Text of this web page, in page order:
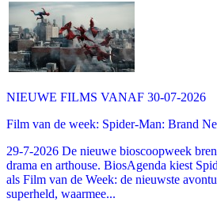
NIEUWE FILMS VANAF 30-07-2026
Film van de week: Spider-Man: Brand
29-7-2026 De nieuwe bioscoopweek
drama en arthouse. BiosAgenda kiest
als Film van de Week: de nieuwste
superheld, waarmee...